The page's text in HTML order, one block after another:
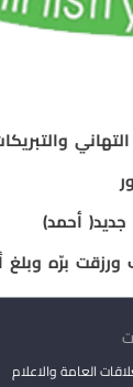
أحمد)
برّه وبلغ
العامة والاعلام